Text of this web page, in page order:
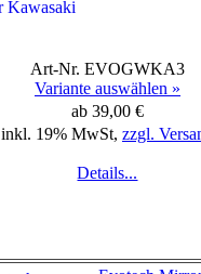
Art-Nr. EVOGWKA3
Variante auswählen »
ab 39,00 €
inkl. 19% MwSt, zzgl.
Details...